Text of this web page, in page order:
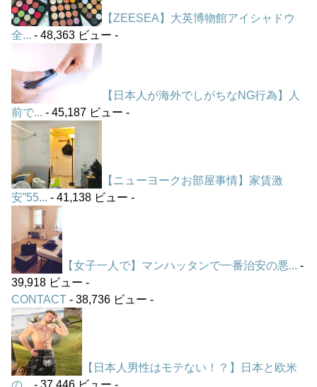
【ZEESEA】大英博物館アイシャドウ
全...
- 48,363 ビュー -
【日本人が海外でしがちなNG行為】人
前で... - 45,187 ビュー -
【ニューヨークお部屋事情】家賃激
安”55... - 41,138 ビュー -
【女子一人で】マンハッタンで一番治安の悪... -
39,918 ビュー -
CONTACT - 38,736 ビュー -
【日本人男性はモテない！？】日本と欧米
の... - 37,446 ビュー -